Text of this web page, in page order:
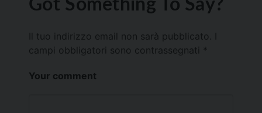
Il tuo indirizzo email non sarà pubblicato.
campi obbligatori sono contrassegnati *
Your comment